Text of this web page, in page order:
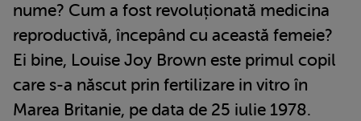
nume? Cum a fost revoluționată medicina
reproductivă, începând cu această femeie?
Ei bine, Louise Joy Brown este primul copil
care s-a născut prin fertilizare in vitro în
Marea Britanie, pe data de 25 iulie 1978.